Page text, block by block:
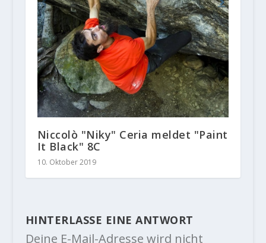
Niccolò "Niky" Ceria meldet "Paint
It Black" 8C
10. Oktober 2019
HINTERLASSE EINE ANTWORT
Deine E-Mail-Adresse wird nicht